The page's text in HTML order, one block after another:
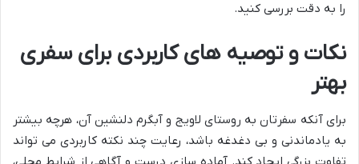
را به دقت بررسی کنید.
نکات و توصیه های کاربردی برای سفری
بهتر
برای آنکه سفرتان به روستای لاویج و آبگرم دلنشین آن، هرچه بیشتر
به یادماندنی و بی دغدغه باشد، رعایت چند نکته کاربردی می تواند